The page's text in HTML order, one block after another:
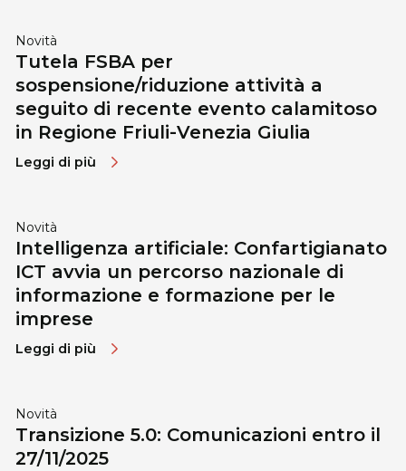
Novità
Tutela FSBA per
sospensione/riduzione attività a
seguito di recente evento calamitoso
in Regione Friuli-Venezia Giulia
Leggi di più
Novità
Intelligenza artificiale: Confartigianato
ICT avvia un percorso nazionale di
informazione e formazione per le
imprese
Leggi di più
Novità
Transizione 5.0: Comunicazioni entro il
27/11/2025